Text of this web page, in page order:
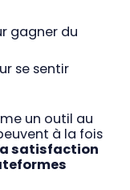
gagner du
se sentir
un outil au
à la fois
satisfaction